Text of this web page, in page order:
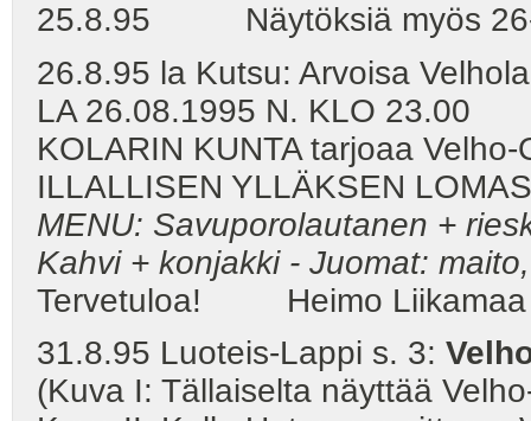
25.8.95 Näytöksiä myös 26-
26.8.95 la Kutsu: Arvoisa
LA 26.08.1995 N. KLO 23.00
KOLARIN KUNTA tarjoaa
ILLALLISEN YLLÄKSEN
MENU: Savuporolautanen +
Kahvi + konjakki - Juomat:
Tervetuloa! Heimo
31.8.95 Luoteis-Lappi s. 3:
(Kuva I: Tällaiselta näyttää